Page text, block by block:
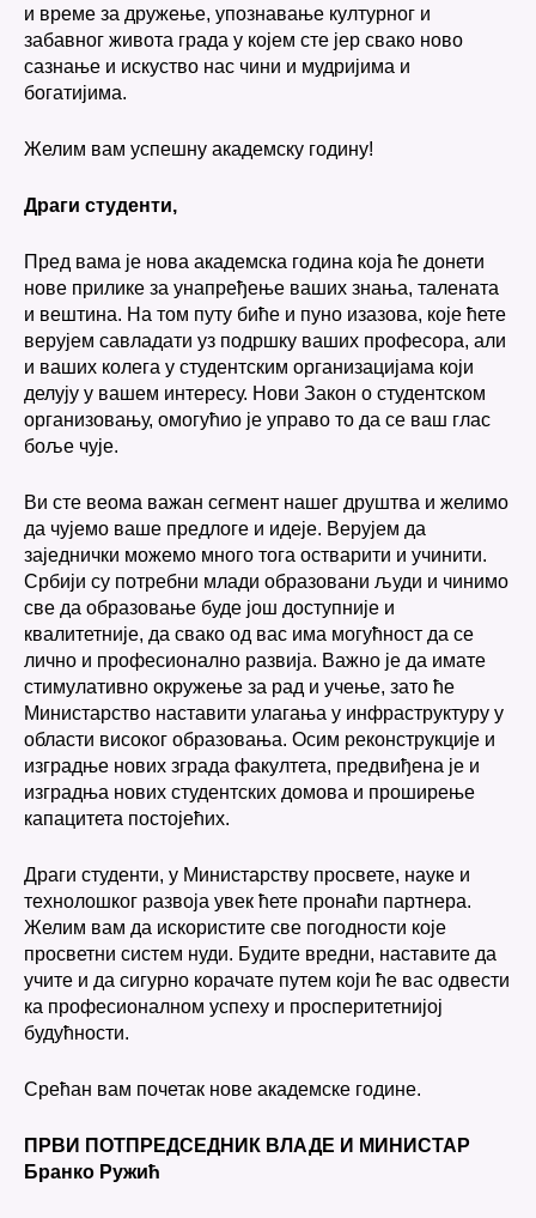
и време за дружење, упознавање културног и
забавног живота града у којем сте јер свако ново
сазнање и искуство нас чини и мудријима и
богатијима.
Желим вам успешну академску годину!
Драги студенти,
Пред вама је нова академска година која ће донети
нове прилике за унапређење ваших знања, талената
и вештина. На том путу биће и пуно изазова, које ћете
верујем савладати уз подршку ваших професора, али
и ваших колега у студентским организацијама који
делују у вашем интересу. Нови Закон о студентском
организовању, омогућио је управо то да се ваш глас
боље чује.
Ви сте веома важан сегмент нашег друштва и желимо
да чујемо ваше предлоге и идеје. Верујем да
заједнички можемо много тога остварити и учинити.
Србији су потребни млади образовани људи и чинимо
све да образовање буде још доступније и
квалитетније, да свако од вас има могућност да се
лично и професионално развија. Важно је да имате
стимулативно окружење за рад и учење, зато ће
Министарство наставити улагања у инфраструктуру у
области високог образовања. Осим реконструкције и
изградње нових зграда факултета, предвиђена је и
изградња нових студентских домова и проширење
капацитета постојећих.
Драги студенти, у Министарству просвете, науке и
технолошког развоја увек ћете пронаћи партнера.
Желим вам да искористите све погодности које
просветни систем нуди. Будите вредни, наставите да
учите и да сигурно корачате путем који ће вас одвести
ка професионалном успеху и просперитетнијој
будућности.
Срећан вам почетак нове академске године.
ПРВИ ПОТПРЕДСЕДНИК ВЛАДЕ И МИНИСТАР
Бранко Ружић